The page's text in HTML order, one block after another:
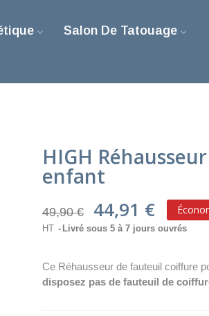
Salon De Tatouage
HIGH
enfant
49,90 € 44,91 €
HT Livré sous 5 à 7 jours ouvrés
Ce Réhausseur de fauteuil coiffure
disposez pas de fauteuil de